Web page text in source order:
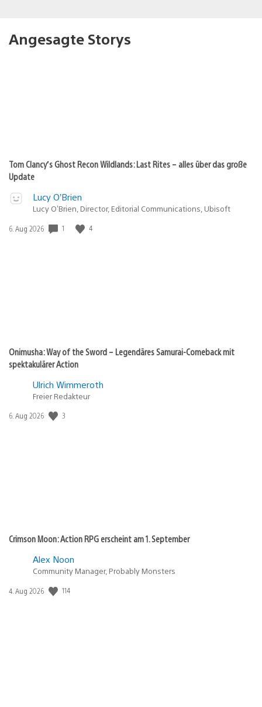
Angesagte Storys
Tom Clancy’s Ghost Recon Wildlands: Last Rites – alles über das große
Update
Lucy O’Brien
Lucy O’Brien, Director, Editorial Communications, Ubisoft
Veröffentlichungsdatum:
6. Aug 2026 1 4
Onimusha: Way of the Sword – Legendäres Samurai-Comeback mit
spektakulärer Action
Ulrich Wimmeroth
Freier Redakteur
Veröffentlichungsdatum:
6. Aug 2026 3
Crimson Moon: Action RPG erscheint am 1. September
Alex Noon
Community Manager, Probably Monsters
Veröffentlichungsdatum:
4. Aug 2026 114